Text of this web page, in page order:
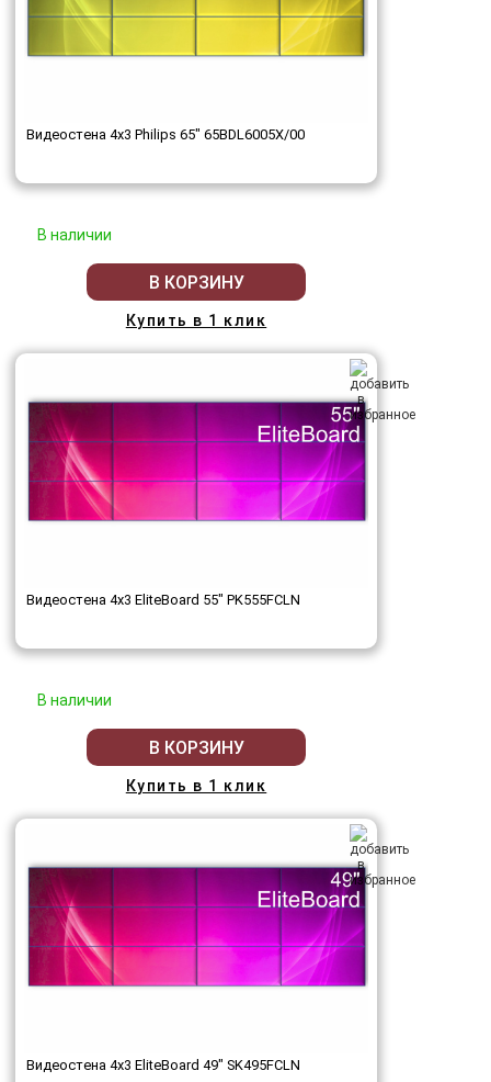
Видеостена 4x3 Philips 65" 65BDL6005X/00
В наличии
В КОРЗИНУ
Купить в 1 клик
Видеостена 4x3 EliteBoard 55" PK555FCLN
В наличии
В КОРЗИНУ
Купить в 1 клик
Видеостена 4x3 EliteBoard 49" SK495FCLN